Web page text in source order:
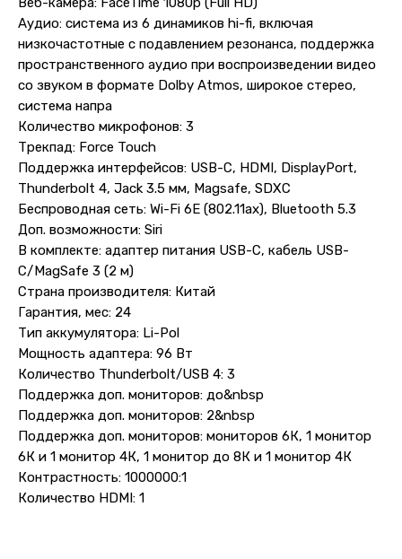
Аудио: система из 6 динамиков hi-fi, включая
низкочастотные с подавлением резонанса, поддержка
пространственного аудио при воспроизведении видео
со звуком в формате Dolby Atmos, широкое стерео,
система напра
Количество микрофонов: 3
Трекпад: Force Touch
Поддержка интерфейсов: USB-C, HDMI, DisplayPort,
Thunderbolt 4, Jack 3.5 мм, Magsafe, SDXC
Беспроводная сеть: Wi-Fi 6E (802.11ax), Bluetooth 5.3
Доп. возможности: Siri
В комплекте: адаптер питания USB-C, кабель USB-
C/MagSafe 3 (2 м)
Страна производителя: Китай
Гарантия, мес: 24
Тип аккумулятора: Li-Pol
Мощность адаптера: 96 Вт
Количество Thunderbolt/USB 4: 3
Поддержка доп. мониторов: до&nbsp
Поддержка доп. мониторов: 2&nbsp
Поддержка доп. мониторов: мониторов 6К, 1 монитор
6К и 1 монитор 4К, 1 монитор до 8К и 1 монитор 4К
Контрастность: 1000000:1
Количество HDMI: 1
Клиентам
Услуги
Блог
+7 (965) 666-66-89(WhatsАpp)
Адрес магазина:
Карла Маркса 25, 1 этаж
Показать на карте
malikpochinit@mail.ru
Сб-Вс: 10:00 — 20:00
vk
Навигация
Каталог товаров
Для бизнеса
О компании
@ 2019-2026 imalik.ru |Политика конфиденциальности
ИП Соловьев Е. В. ИНН 027320312011
Разработка: youx.agency